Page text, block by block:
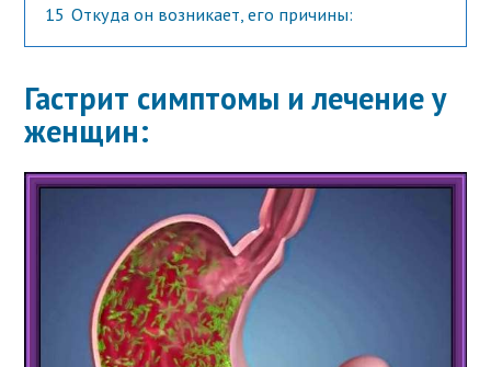
15 Откуда он возникает, его причины:
Гастрит симптомы и лечение у
женщин: